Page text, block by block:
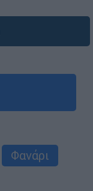
Φανάρι